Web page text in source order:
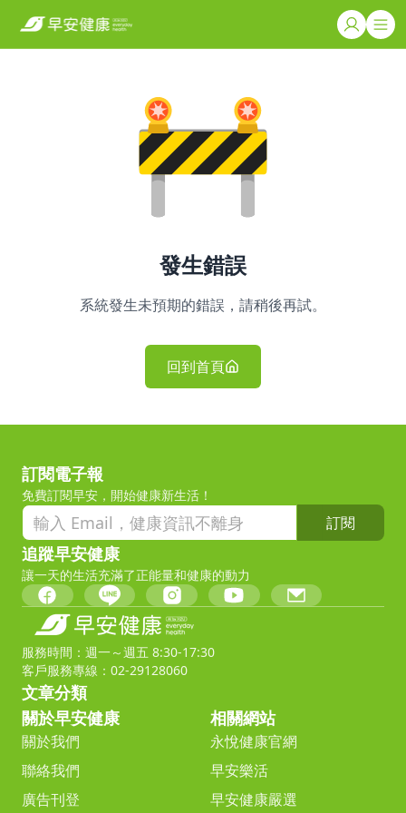
發生錯誤
系統發生未預期的錯誤，請稍後再試。
回到首頁
訂閱電子報
免費訂閱早安，開始健康新生活！
訂閱
追蹤早安健康
讓一天的生活充滿了正能量和健康的動力
服務時間：週一～週五 8:30-17:30
客戶服務專線：02-29128060
文章分類
關於早安健康
關於我們
聯絡我們
廣告刊登
相關網站
永悅健康官網
早安樂活
早安健康嚴選